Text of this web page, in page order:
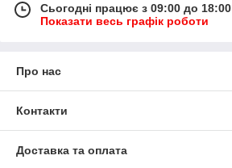
Сьогодні працює з 09:00 до 18:00
Показати весь графік роботи
Про нас
Контакти
Доставка та оплата